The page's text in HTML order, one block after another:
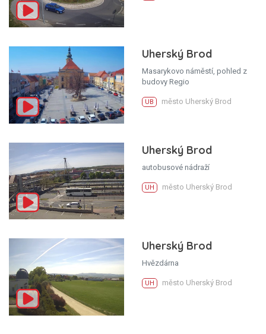
Uherský Brod
Masarykovo náměstí, pohled z
budovy Regio
UB město Uherský Brod
Uherský Brod
autobusové nádraží
UH město Uherský Brod
Uherský Brod
Hvězdárna
UH město Uherský Brod